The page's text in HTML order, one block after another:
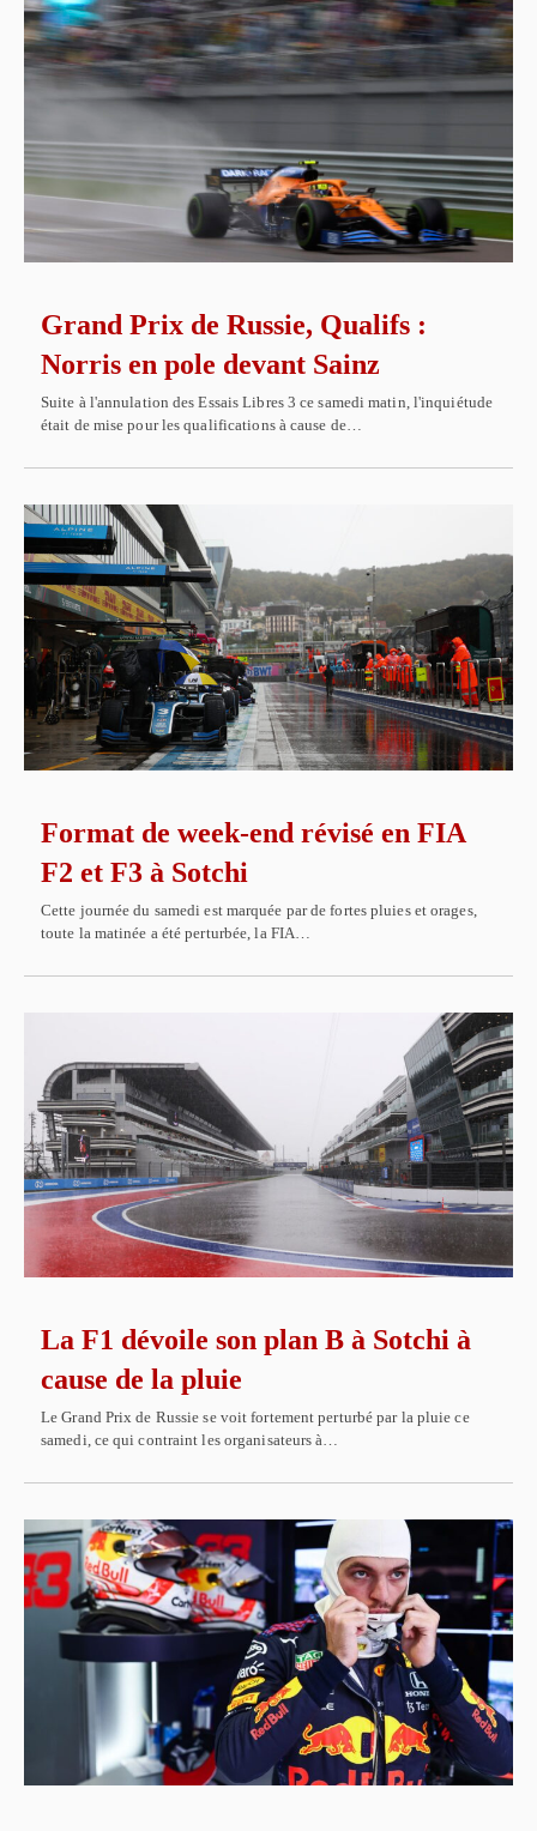
Grand Prix de Russie, Qualifs :
Norris en pole devant Sainz
Suite à l'annulation des Essais Libres 3 ce samedi matin, l'inquiétude
était de mise pour les qualifications à cause de…
Format de week-end révisé en FIA
F2 et F3 à Sotchi
Cette journée du samedi est marquée par de fortes pluies et orages,
toute la matinée a été perturbée, la FIA…
La F1 dévoile son plan B à Sotchi à
cause de la pluie
Le Grand Prix de Russie se voit fortement perturbé par la pluie ce
samedi, ce qui contraint les organisateurs à…